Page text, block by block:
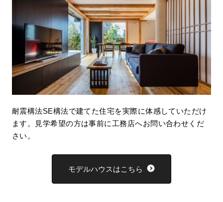
耐震構法SE構法で建てた住宅を実際に体感していただけ
ます。見学希望の方は事前に工務店へお問い合わせくだ
さい。
モデルハウスはこちら